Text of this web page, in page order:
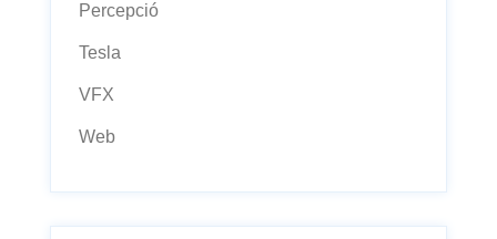
Percepció
Tesla
VFX
Web